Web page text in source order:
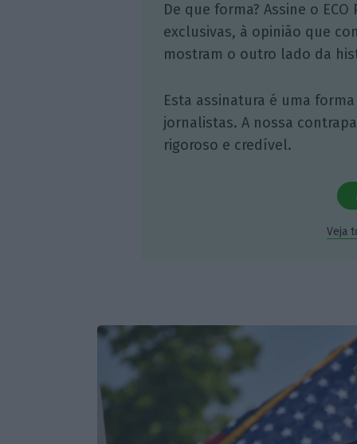
De que forma? Assine o
exclusivas, à opinião que
mostram o outro lado da
Esta assinatura é uma
jornalistas. A nossa
rigoroso e credível.
Veja